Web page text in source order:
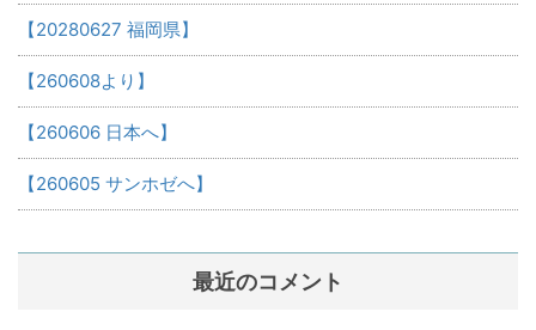
【20280627 福岡県】
【260608より】
【260606 日本へ】
【260605 サンホゼへ】
最近のコメント